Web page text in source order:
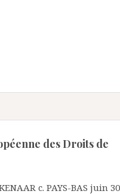
des Droits de
c. PAYS-BAS juin